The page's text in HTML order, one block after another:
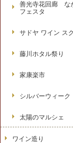
善光寺花回廊 な
フェスタ
サドヤ ワイン ス
藤川ホタル祭り
家康楽市
シルバーウィーク
太陽のマルシェ
ワイン造り